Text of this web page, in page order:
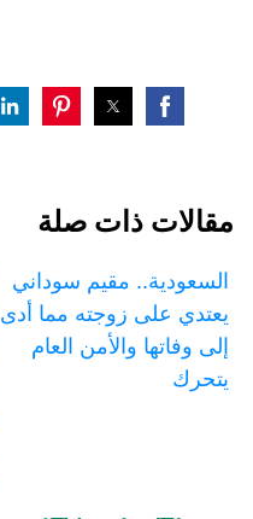
مقالات ذات صلة
السعودية.. مقيم سوداني
يعتدي على زوجته مما أدى
إلى وفاتها والأمن العام
يتحرك